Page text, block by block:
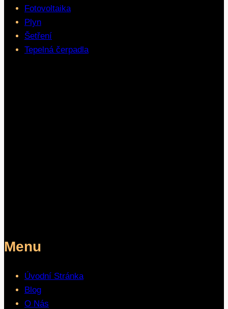
Fotovoltaika
Plyn
Šetření
Tepelná čerpadla
Menu
Úvodní Stránka
Blog
O Nás